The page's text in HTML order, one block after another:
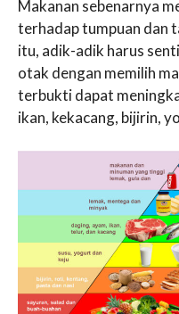
Makanan sebenarnya
terhadap tumpuan dan
itu, adik-adik harus
otak dengan memilih
terbukti dapat
ikan, kekacang, bijirin,